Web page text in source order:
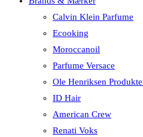
Calvin Klein Parfume
Ecooking
Moroccanoil
Parfume Versace
Ole Henriksen
ID Hair
American Crew
Renati Voks